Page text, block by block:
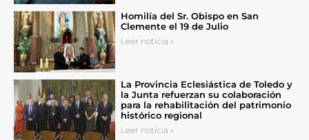
Homilía del Sr. Obispo en San
Clemente el 19 de Julio
Leer noticia »
La Provincia Eclesiástica de Toledo y
la Junta refuerzan su colaboración
para la rehabilitación del patrimonio
histórico regional
Leer noticia »